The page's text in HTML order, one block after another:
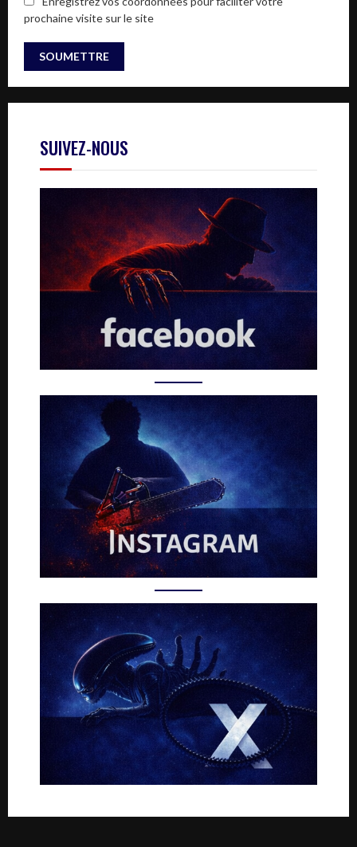
prochaine visite sur le site
SUIVEZ-NOUS